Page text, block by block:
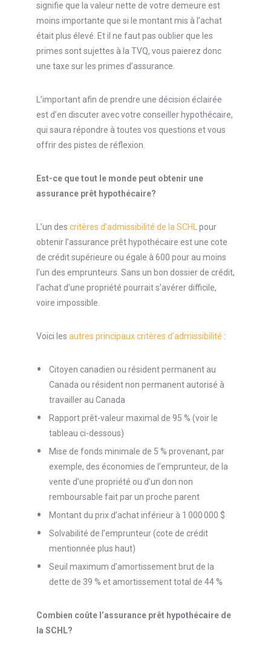
signifie que la valeur nette de votre demeure est
moins importante que si le montant mis à l’achat
était plus élevé. Et il ne faut pas oublier que les
primes sont sujettes à la TVQ, vous paierez donc
une taxe sur les primes d’assurance.
L’important afin de prendre une décision éclairée
est d’en discuter avec votre conseiller hypothécaire,
qui saura répondre à toutes vos questions et vous
offrir des pistes de réflexion.
Est-ce que tout le monde peut obtenir une
assurance prêt hypothécaire?
L’un des critères d’admissibilité de la SCHLpour
obtenir l’assurance prêt hypothécaire est une cote
de crédit supérieure ou égale à 600 pour au moins
l’un des emprunteurs. Sans un bon dossier de crédit,
l’achat d’une propriété pourrait s’avérer difficile,
voire impossible.
Voici les autres principaux critères d’admissibilité :
Citoyen canadien ou résident permanent au
Canada ou résident non permanent autorisé à
travailler au Canada
Rapport prêt-valeur maximal de 95 % (voir le
tableau ci-dessous)
Mise de fonds minimale de 5 % provenant, par
exemple, des économies de l’emprunteur, de la
vente d’une propriété ou d’un don non
remboursable fait par un proche parent
Montant du prix d’achat inférieur à 1 000 000 $
Solvabilité de l’emprunteur (cote de crédit
mentionnée plus haut)
Seuil maximum d’amortissement brut de la
dette de 39 % et amortissement total de 44 %
Combien coûte l’assurance prêt hypothécaire de
la SCHL?